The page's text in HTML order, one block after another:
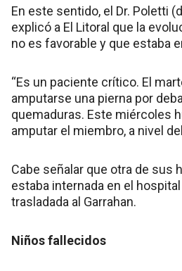
En este sentido, el Dr. Poletti
explicó a El Litoral que la
no es favorable y que estaba
“Es un paciente crítico. El
amputarse una pierna por
quemaduras. Este miércoles
amputar el miembro, a nivel
Cabe señalar que otra de sus
estaba internada en el
trasladada al Garrahan.
Niños fallecidos